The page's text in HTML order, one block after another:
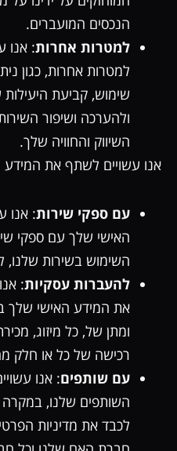
הנכסים המועברים.
למטרות אחרות: אנו
למטרות אחרות, כגון
שימוש, קביעת היעילות
ולהערכה ושיפור
השיווק והחוויה שלך.
אנו עשויים לשתף את
עם ספקי שירות: אנו
האישי שלך עם ספקי
השימוש בשירות שלנו,
להעברות עסקיות:
את המידע האישי
ומתן של, כל מיזוג,
רכישה של כל או חלק
עם שותפים: אנו
השותפים שלנו,
לכבד את מדיניות